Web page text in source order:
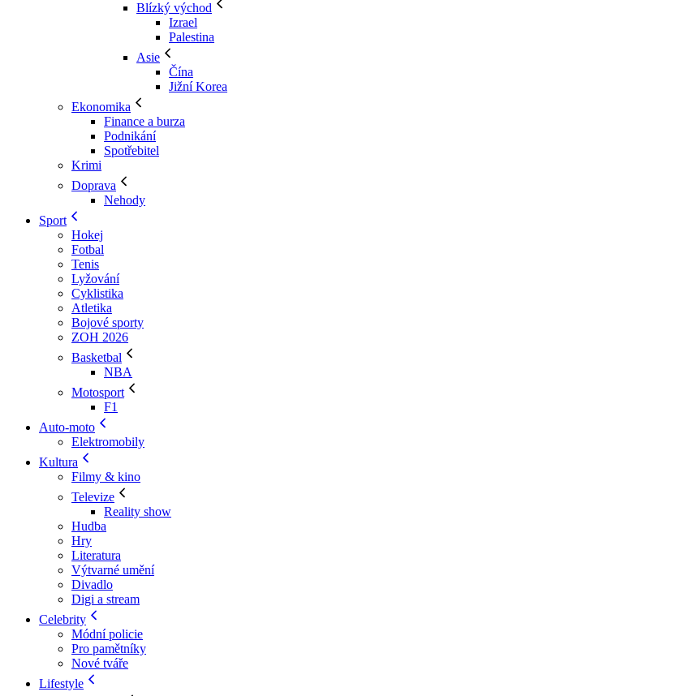
Blízký východ
Izrael
Palestina
Asie
Čína
Jižní Korea
Ekonomika
Finance a burza
Podnikání
Spotřebitel
Krimi
Doprava
Nehody
Sport
Hokej
Fotbal
Tenis
Lyžování
Cyklistika
Atletika
Bojové sporty
ZOH 2026
Basketbal
NBA
Motosport
F1
Auto-moto
Elektromobily
Kultura
Filmy & kino
Televize
Reality show
Hudba
Hry
Literatura
Výtvarné umění
Divadlo
Digi a stream
Celebrity
Módní policie
Pro pamětníky
Nové tváře
Lifestyle